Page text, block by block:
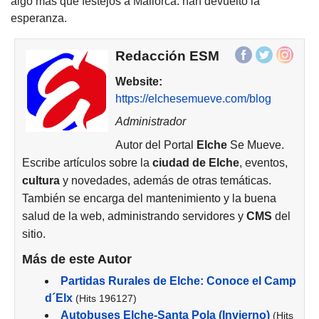
esperanza.
Redacción ESM
Website:
https://elchesemueve.com/blog
Administrador
Autor del Portal
ElcheSe Mueve.
Escribe artículos sobre la ciudad de Elche, eventos,
cultura y novedades, además de otras temáticas.
También se encarga del mantenimiento y la buena
salud de la web, administrando servidores y CMS del
sitio.
Más de este Autor
Partidas Rurales de Elche: Conoce el Camp
d´Elx (Hits 196127)
Autobuses Elche-Santa Pola (Invierno) (Hits